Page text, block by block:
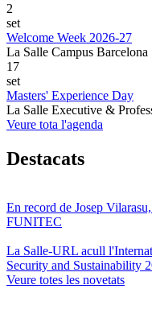
2
set
Welcome Week 2026-27
La Salle Campus Barcelona
17
set
Masters' Experience Day
La Salle Executive &
Veure tota l'agenda
Destacats
En record de Josep
FUNITEC
La Salle-URL acull
Security and Sustainability
Veure totes les novetats